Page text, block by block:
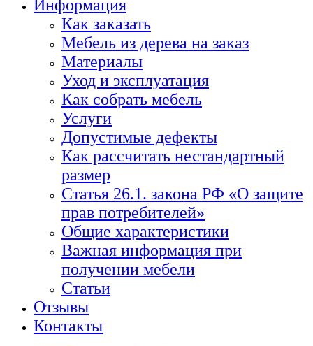
Информация
Как заказать
Мебель из дерева на заказ
Материалы
Уход и эксплуатация
Как собрать мебель
Услуги
Допустимые дефекты
Как рассчитать нестандартный
размер
Статья 26.1. закона РФ «О защите
прав потребителей»
Общие характеристики
Важная информация при
получении мебели
Статьи
Отзывы
Контакты